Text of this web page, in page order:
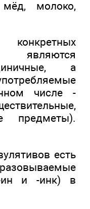
молоко,
являются
а
числе -
предметы).
есть
и -инк) в